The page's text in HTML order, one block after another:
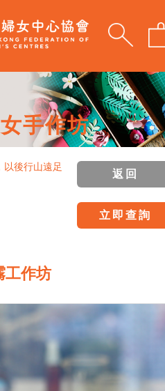
手作坊
以後行山遠足
返回
立即查詢
工作坊